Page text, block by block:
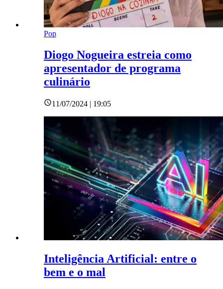
Pop
Diogo Nogueira estreia como
apresentador de programa
culinário
11/07/2024 | 19:05
Inteligência Artificial: entre o
bem e o mal